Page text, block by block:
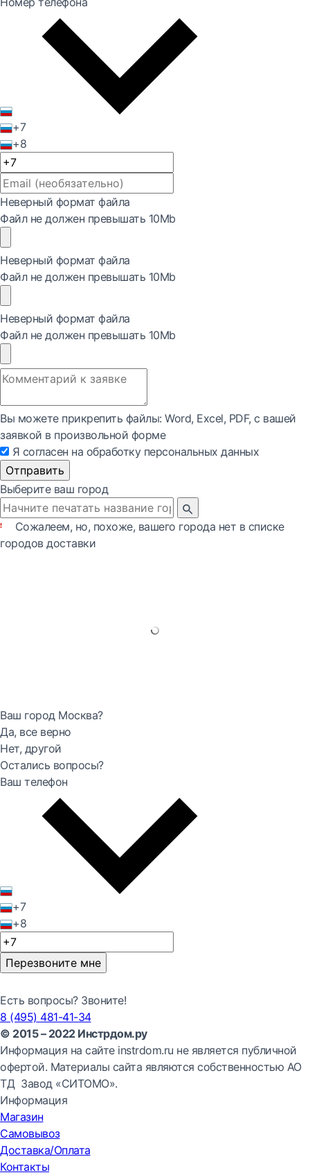
+7
+8
Неверный формат файла
Файл не должен превышать 10Mb
Неверный формат файла
Файл не должен превышать 10Mb
Неверный формат файла
Файл не должен превышать 10Mb
Вы можете прикрепить файлы: Word, Exсel, PDF, с вашей
заявкой в произвольной форме
Я согласен на обработку персональных данных
Отправить
Выберите ваш город
Сожалеем, но, похоже, вашего города нет в списке
городов доставки
Ваш город Москва?
Да, все верно
Нет, другой
Остались вопросы?
Ваш телефон
+7
+8
Перезвоните мне
Есть вопросы? Звоните!
8 (495) 481-41-34
© 2015 – 2022 Инстрдом.ру
Информация на сайте instrdom.ru не является публичной
офертой. Материалы сайта являются собственностью АО
ТД Завод «СИТОМО».
Информация
Магазин
Самовывоз
Доставка/Оплата
Контакты